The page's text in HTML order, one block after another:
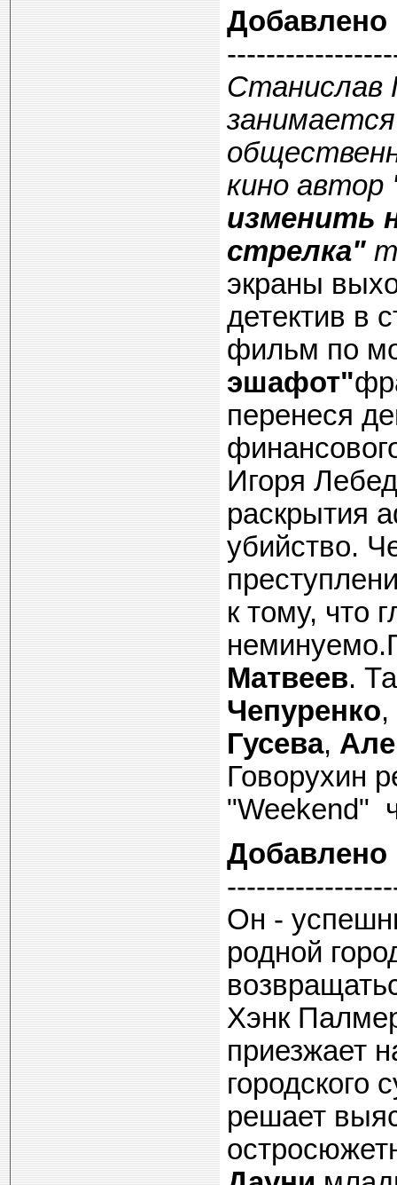
Добавлено
Станислав
кино автор
изменить
стрелка"
экраны
детектив в
фильм по
эшафот"
перенеся
Игоря
раскрытия
убийство.
к тому, что
Матвеев.
Чепуренко,
Гусева,
Говорухин
"Weekend"
Добавлено
Он -
родной
Хэнк
приезжает
городского
решает